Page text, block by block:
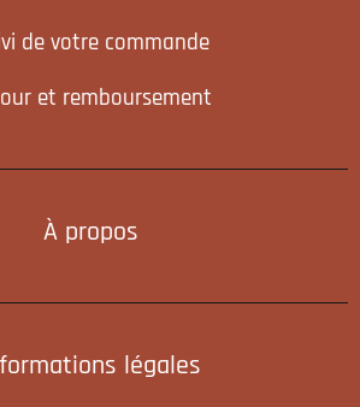
de votre commande
et remboursement
À propos
légales